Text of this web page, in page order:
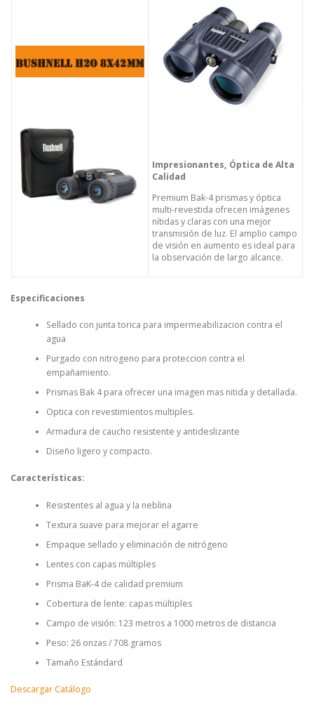
Impresionantes, Óptica de Alta
Calidad
Premium Bak-4 prismas y óptica
multi-revestida ofrecen imágenes
nítidas y claras con una mejor
transmisión de luz. El amplio campo
de visión en aumento es ideal para
la observación de largo alcance.
Especificaciones
Sellado con junta torica para impermeabilizacion contra el
agua
Purgado con nitrogeno para proteccion contra el
empañamiento.
Prismas Bak 4 para ofrecer una imagen mas nitida y detallada.
Optica con revestimientos multiples.
Armadura de caucho resistente y antideslizante
Diseño ligero y compacto.
Características:
Resistentes al agua y la neblina
Textura suave para mejorar el agarre
Empaque sellado y eliminación de nitrógeno
Lentes con capas múltiples
Prisma BaK-4 de calidad premium
Cobertura de lente: capas múltiples
Campo de visión: 123 metros a 1000 metros de distancia
Peso: 26 onzas / 708 gramos
Tamaño Estándard
Descargar Catálogo